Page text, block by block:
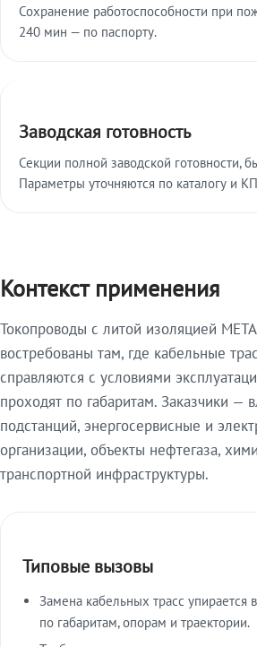
Сохранение работоспособности при
240 мин — по паспорту.
Заводская готовность
Секции полной заводской готовности,
Параметры уточняются по каталогу и
Контекст применения
Токопроводы с литой изоляцией
востребованы там, где кабельные
справляются с условиями
проходят по габаритам. Заказчики —
подстанций, энергосервисные и
организации, объекты нефтегаза,
транспортной инфраструктуры.
Типовые вызовы
Замена кабельных трасс упирается
по габаритам, опорам и траектории.